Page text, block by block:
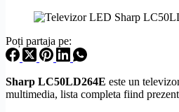
Poți partaja pe:
Sharp LC50LD264E este un
multimedia, lista completa fiind